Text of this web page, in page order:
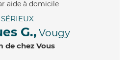
SÉRIEUX
G., Vougy
de chez Vous